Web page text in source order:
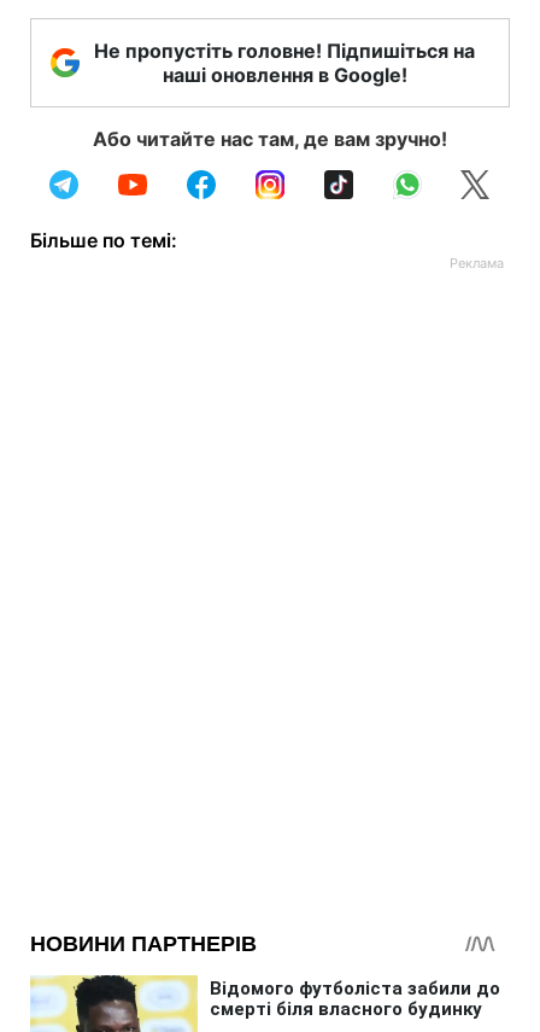
Не пропустіть головне! Підпишіться на
наші оновлення в Google!
Або читайте нас там, де вам зручно!
Більше по темі: